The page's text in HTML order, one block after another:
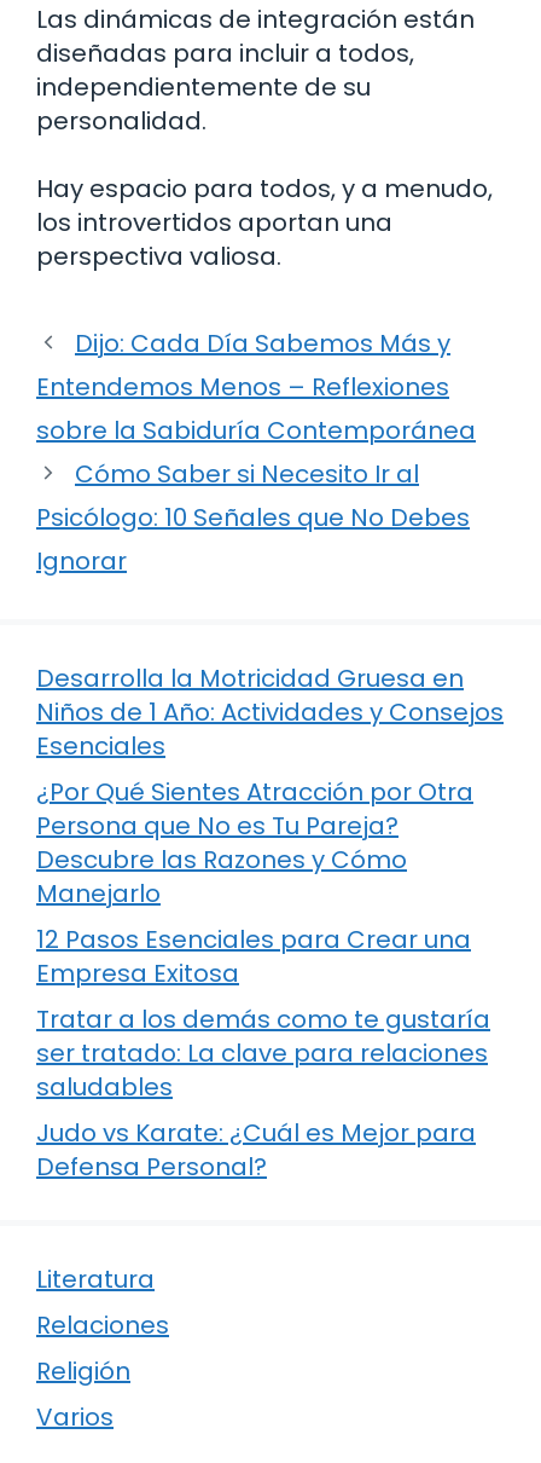
Las dinámicas de integración están
diseñadas para incluir a todos,
independientemente de su
personalidad.
Hay espacio para todos, y a menudo,
los introvertidos aportan una
perspectiva valiosa.
Dijo: Cada Día Sabemos Más y
Entendemos Menos – Reflexiones
sobre la Sabiduría Contemporánea
Cómo Saber si Necesito Ir al
Psicólogo: 10 Señales que No Debes
Ignorar
Desarrolla la Motricidad Gruesa en
Niños de 1 Año: Actividades y Consejos
Esenciales
¿Por Qué Sientes Atracción por Otra
Persona que No es Tu Pareja?
Descubre las Razones y Cómo
Manejarlo
12 Pasos Esenciales para Crear una
Empresa Exitosa
Tratar a los demás como te gustaría
ser tratado: La clave para relaciones
saludables
Judo vs Karate: ¿Cuál es Mejor para
Defensa Personal?
Literatura
Relaciones
Religión
Varios